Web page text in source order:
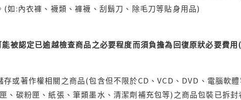
(如:內衣褲、襪類、褲襪、刮鬍刀、除毛刀等貼身用品)
被認定已逾越檢查商品之必要程度而須負擔為回復原狀必要費
或著作權相關之商品(包含但不限於CD、VCD、DVD、電腦軟
、碳粉匣、紙張、筆類墨水、清潔劑補充包等)之商品包裝已拆